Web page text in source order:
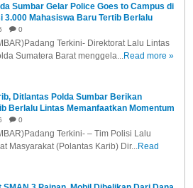
Sumbar Gelar Police Goes to Campus di
3.000 Mahasiswa Baru Tertib Berlalu
0
Terkini- Direktorat Lalu Lintas
Sumatera Barat menggela... Read more »
Ditlantas Polda Sumbar Berikan
Berlalu Lintas Memanfaatkan Momentum
Kepada Pelajar SMP Negeri 2 Padang
0
Terkini- – Tim Polisi Lalu
Masyarakat (Polantas Karib) Dir... Read